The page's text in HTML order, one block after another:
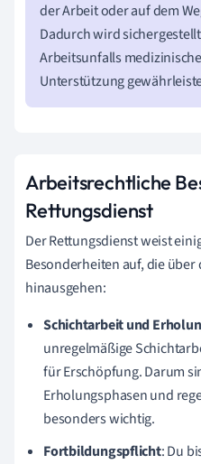
der Arbeit oder auf dem
Dadurch wird
Arbeitsunfalls
Unterstützung
Arbeitsrechtliche
Rettungsdienst
Der Rettungsdienst weist
Besonderheiten auf, die
hinausgehen:
Schichtarbeit und
unregelmäßige
für Erschöpfung. Darum
Erholungsphasen und
besonders wichtig.
Fortbildungspflicht: Du